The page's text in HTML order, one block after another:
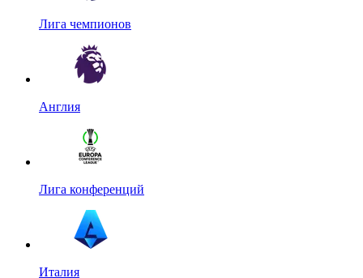
Лига чемпионов
Англия
Лига конференций
Италия